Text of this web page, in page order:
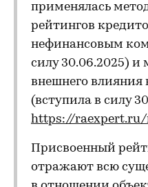
применялась
рейтингов
нефинансовым
силу 30.06.2025) и
внешнего
(вступила в силу
https://
Присвоенный
отражают всю